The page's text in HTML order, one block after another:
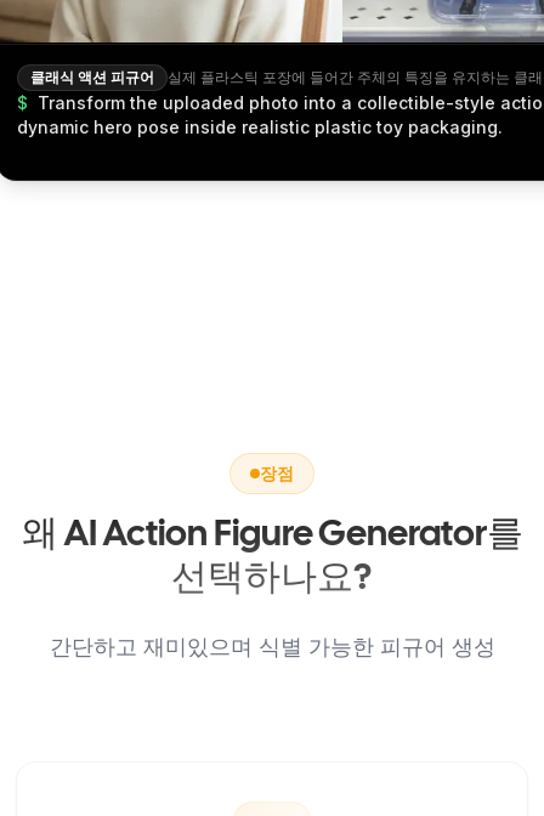
클래식 액션 피규어
$ Transform the uploaded photo into a collectible-style
dynamic hero pose inside realistic plastic toy packaging.
장점
왜 AI Action Figure Generator를
선택하나요?
간단하고 재미있으며 식별 가능한 피규어 생성